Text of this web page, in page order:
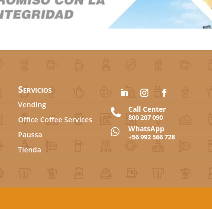
Servicios
Vending
Office Coffee Services
Paussa
Tienda
 Call Center
800 207 090
 WhatsApp
+56 992 566 728